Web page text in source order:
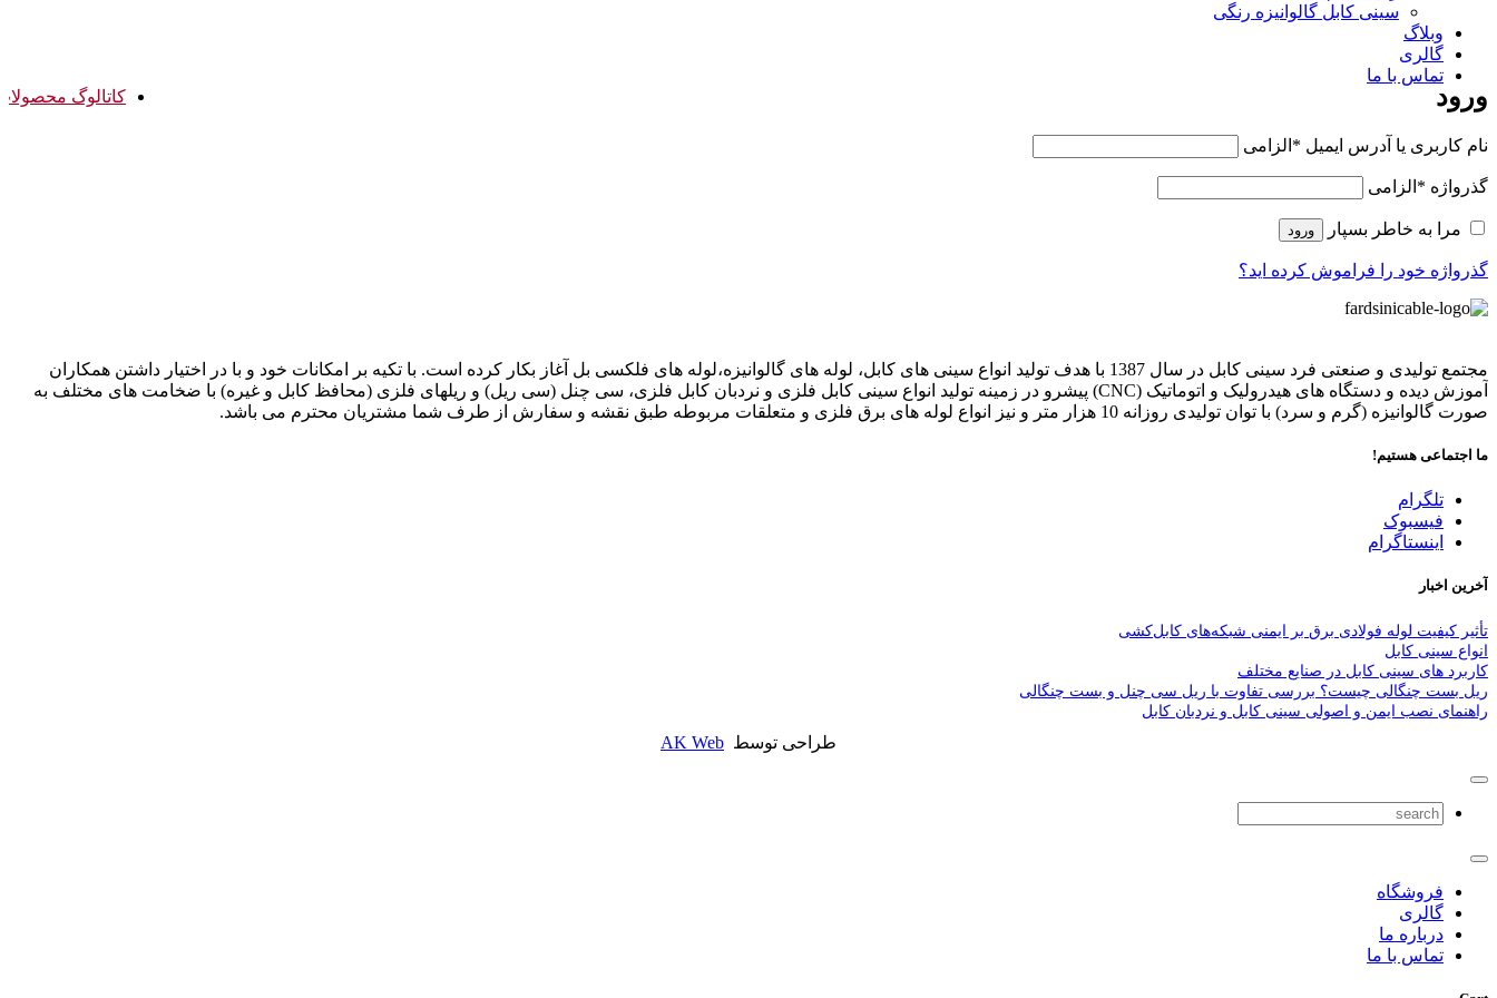
سینی کابل گالوانیزه رنگی
وبلاگ
گالری
تماس با ما
کاتالوگ
ورود
نام کاربری یا آدرس ایمیل * الزامی
گذرواژه * الزامی
مرا به خاطر بسپار ورود
گذرواژه خود را فراموش کرده اید؟
مجتمع تولیدی و صنعتی فرد سینی کابل در سال 1387 با هدف تولید انواع سینی های کابل، لوله های گالوانیزه،لوله های فلکسی بل آغاز بکار کرده است. با تکیه بر امکانات خود و با در اختیار داشتن همکاران
آموزش دیده و دستگاه های هیدرولیک و اتوماتیک (CNC) پیشرو در زمینه تولید انواع سینی کابل فلزی و نردبان کابل فلزی، سی چنل (سی ریل) و ریلهای فلزی (محافظ کابل و غیره) با ضخامت های مختلف به
صورت گالوانیزه (گرم و سرد) با توان تولیدی روزانه 10 هزار متر و نیز انواع لوله های برق فلزی و متعلقات مربوطه طبق نقشه و سفارش از طرف شما مشتریان محترم می باشد.
ما اجتماعی هستیم!
تلگرام
فیسبوک
اینستاگرام
آخرین اخبار
تأثیر کیفیت لوله فولادی برق بر ایمنی شبکه‌های کابل‌کشی
انواع سینی کابل
کاربرد های سینی کابل در صنایع مختلف
ریل بست چنگالی چیست؟ بررسی تفاوت با ریل سی چنل و بست چنگالی
راهنمای نصب ایمن و اصولی سینی کابل و نردبان کابل
طراحی توسط AK Web
فروشگاه
گالری
درباره ما
تماس با ما